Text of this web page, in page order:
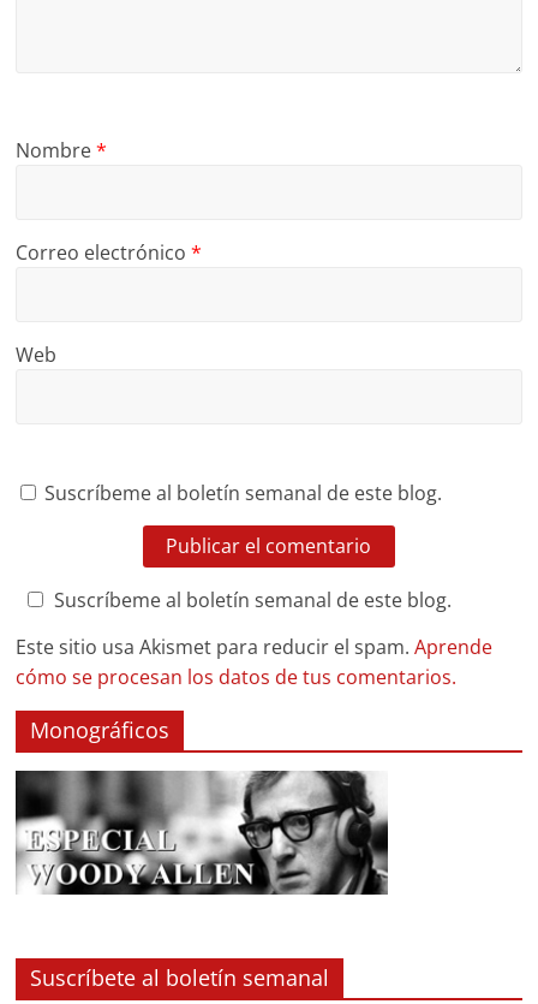
Nombre*
Correo electrónico*
Web
Suscríbeme al boletín semanal de este blog.
Suscríbeme al boletín semanal de este blog.
Este sitio usa Akismet para reducir el spam.Aprende
cómo se procesan los datos de tus comentarios.
Monográficos
Suscríbete al boletín semanal